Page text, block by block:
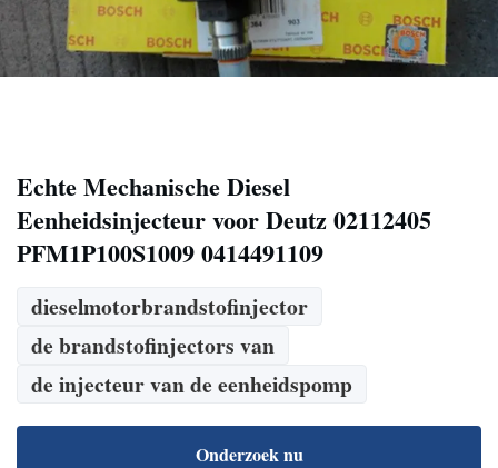
Echte Mechanische Diesel
Eenheidsinjecteur voor Deutz 02112405
PFM1P100S1009 0414491109
dieselmotorbrandstofinjector
de brandstofinjectors van
de injecteur van de eenheidspomp
Onderzoek nu